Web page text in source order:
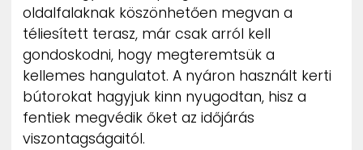
oldalfalaknak köszönhetően megvan a
téliesített terasz, már csak arról kell
gondoskodni, hogy megteremtsük a
kellemes hangulatot. A nyáron használt kerti
bútorokat hagyjuk kinn nyugodtan, hisz a
fentiek megvédik őket az időjárás
viszontagságaitól.